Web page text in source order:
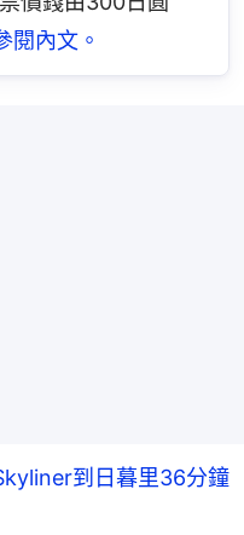
閱內文。
到日暮里36分鐘